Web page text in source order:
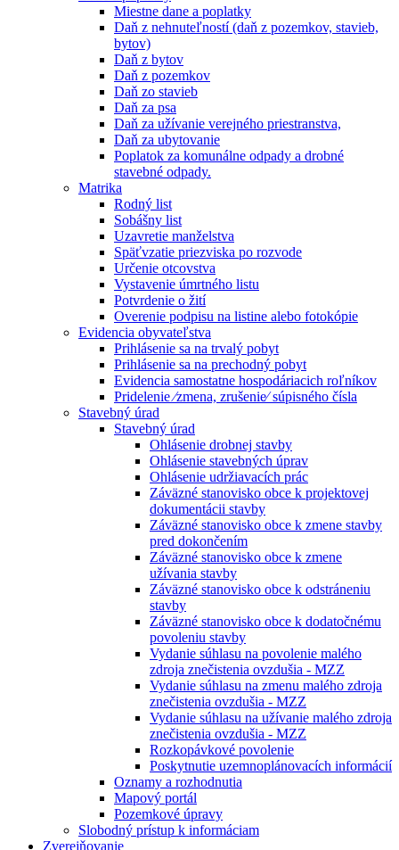
Miestne dane a poplatky
Daň z nehnuteľností (daň z pozemkov, stavieb,
bytov)
Daň z bytov
Daň z pozemkov
Daň zo stavieb
Daň za psa
Daň za užívanie verejného priestranstva,
Daň za ubytovanie
Poplatok za komunálne odpady a drobné
stavebné odpady.
Matrika
Rodný list
Sobášny list
Uzavretie manželstva
Späťvzatie priezviska po rozvode
Určenie otcovstva
Vystavenie úmrtného listu
Potvrdenie o žití
Overenie podpisu na listine alebo fotokópie
Evidencia obyvateľstva
Prihlásenie sa na trvalý pobyt
Prihlásenie sa na prechodný pobyt
Evidencia samostatne hospodáriacich roľníkov
Pridelenie ⁄zmena, zrušenie⁄ súpisného čísla
Stavebný úrad
Stavebný úrad
Ohlásenie drobnej stavby
Ohlásenie stavebných úprav
Ohlásenie udržiavacích prác
Záväzné stanovisko obce k projektovej
dokumentácii stavby
Záväzné stanovisko obce k zmene stavby
pred dokončením
Záväzné stanovisko obce k zmene
užívania stavby
Záväzné stanovisko obce k odstráneniu
stavby
Záväzné stanovisko obce k dodatočnému
povoleniu stavby
Vydanie súhlasu na povolenie malého
zdroja znečistenia ovzdušia - MZZ
Vydanie súhlasu na zmenu malého zdroja
znečistenia ovzdušia - MZZ
Vydanie súhlasu na užívanie malého zdroja
znečistenia ovzdušia - MZZ
Rozkopávkové povolenie
Poskytnutie uzemnoplánovacích informácií
Oznamy a rozhodnutia
Mapový portál
Pozemkové úpravy
Slobodný prístup k informáciam
Zverejňovanie